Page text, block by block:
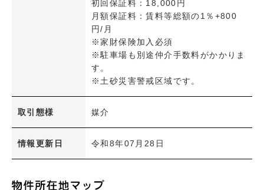
ガスコンロ設置可
室内洗濯機置き場
オール電化
バルコニー
初回保証料：18,000円
月額保証料：賃料等総額の1％+800
円/月
※家財保険加入必須
※駐車場も別途仲介手数料がかかりま
す。
※土砂災害警戒区域です。
取引態様 媒介
情報更新日 令和8年07月28日